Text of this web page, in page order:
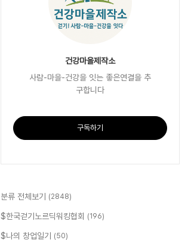
건강마을제작소
사람-마을-건강을 잇는 좋은연결을 추
구합니다
구독하기
분류 전체보기 (2848)
$한국걷기노르딕워킹협회 (196)
$나의 창업일기 (50)